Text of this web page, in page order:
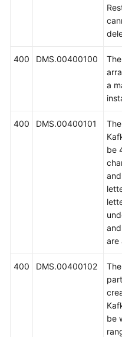
400 DMS.00400100
a
400 DMS.00400101
be
are
400 DMS.00400102
be